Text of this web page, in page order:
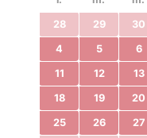
28 29 30
4 5 6
11 12 13
18 19 20
25 26 27